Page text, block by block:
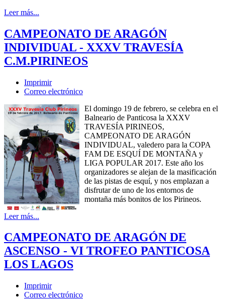
Leer más...
CAMPEONATO DE ARAGÓN
INDIVIDUAL - XXXV TRAVESÍA
C.M.PIRINEOS
Imprimir
Correo electrónico
El domingo 19 de febrero, se celebra en el
Balneario de Panticosa la XXXV
TRAVESÍA PIRINEOS,
CAMPEONATO DE ARAGÓN
INDIVIDUAL, valedero para la COPA
FAM DE ESQUÍ DE MONTAÑA y
LIGA POPULAR 2017. Este año los
organizadores se alejan de la masificación
de las pistas de esquí, y nos emplazan a
disfrutar de uno de los entornos de
montaña más bonitos de los Pirineos.
Leer más...
CAMPEONATO DE ARAGÓN DE
ASCENSO - VI TROFEO PANTICOSA
LOS LAGOS
Imprimir
Correo electrónico